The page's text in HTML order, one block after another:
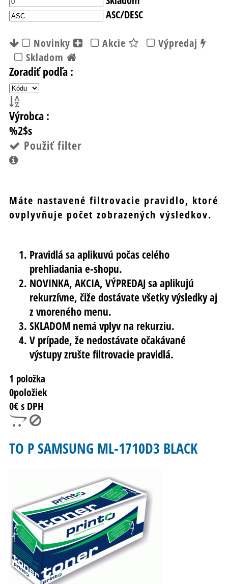
ASC/DESC
Novinky
Akcie
Výpredaj
Skladom
Zoradiť podľa :
Výrobca :
%2$s
Použiť filter
Máte nastavené filtrovacie pravidlo, ktoré
ovplyvňuje počet zobrazených výsledkov.
Pravidlá sa aplikuvú počas celého
prehliadania e-shopu.
NOVINKA, AKCIA, VÝPREDAJ sa aplikujú
rekurzívne, čiže dostávate všetky výsledky aj
z vnoreného menu.
SKLADOM nemá vplyv na rekurziu.
V prípade, že nedostávate očakávané
výstupy zrušte filtrovacie pravidlá.
1 položka
0položiek
0€ s DPH
TO P SAMSUNG ML-1710D3 BLACK